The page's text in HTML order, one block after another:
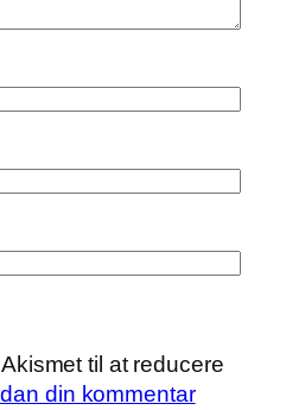
til at reducere
din kommentar